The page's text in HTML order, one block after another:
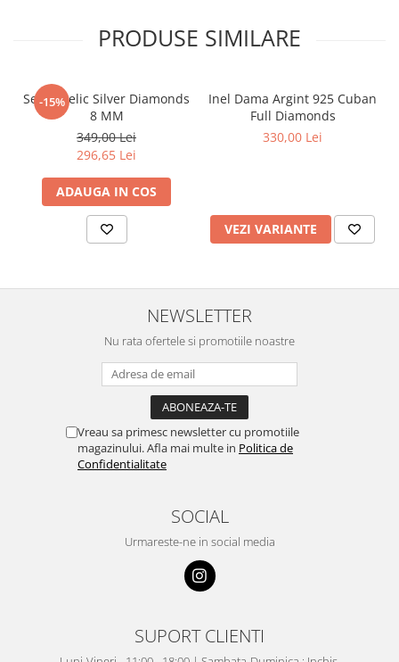
PRODUSE SIMILARE
-15%
Set Angelic Silver Diamonds
8 MM
349,00 Lei
296,65 Lei
ADAUGA IN COS
Inel Dama Argint 925 Cuban
Full Diamonds
330,00 Lei
VEZI VARIANTE
NEWSLETTER
Nu rata ofertele si promotiile noastre
Vreau sa primesc newsletter cu promotiile
magazinului. Afla mai multe in Politica de
Confidentialitate
SOCIAL
Urmareste-ne in social media
SUPORT CLIENTI